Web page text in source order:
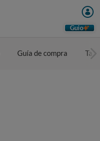
Guio
Guía de compra